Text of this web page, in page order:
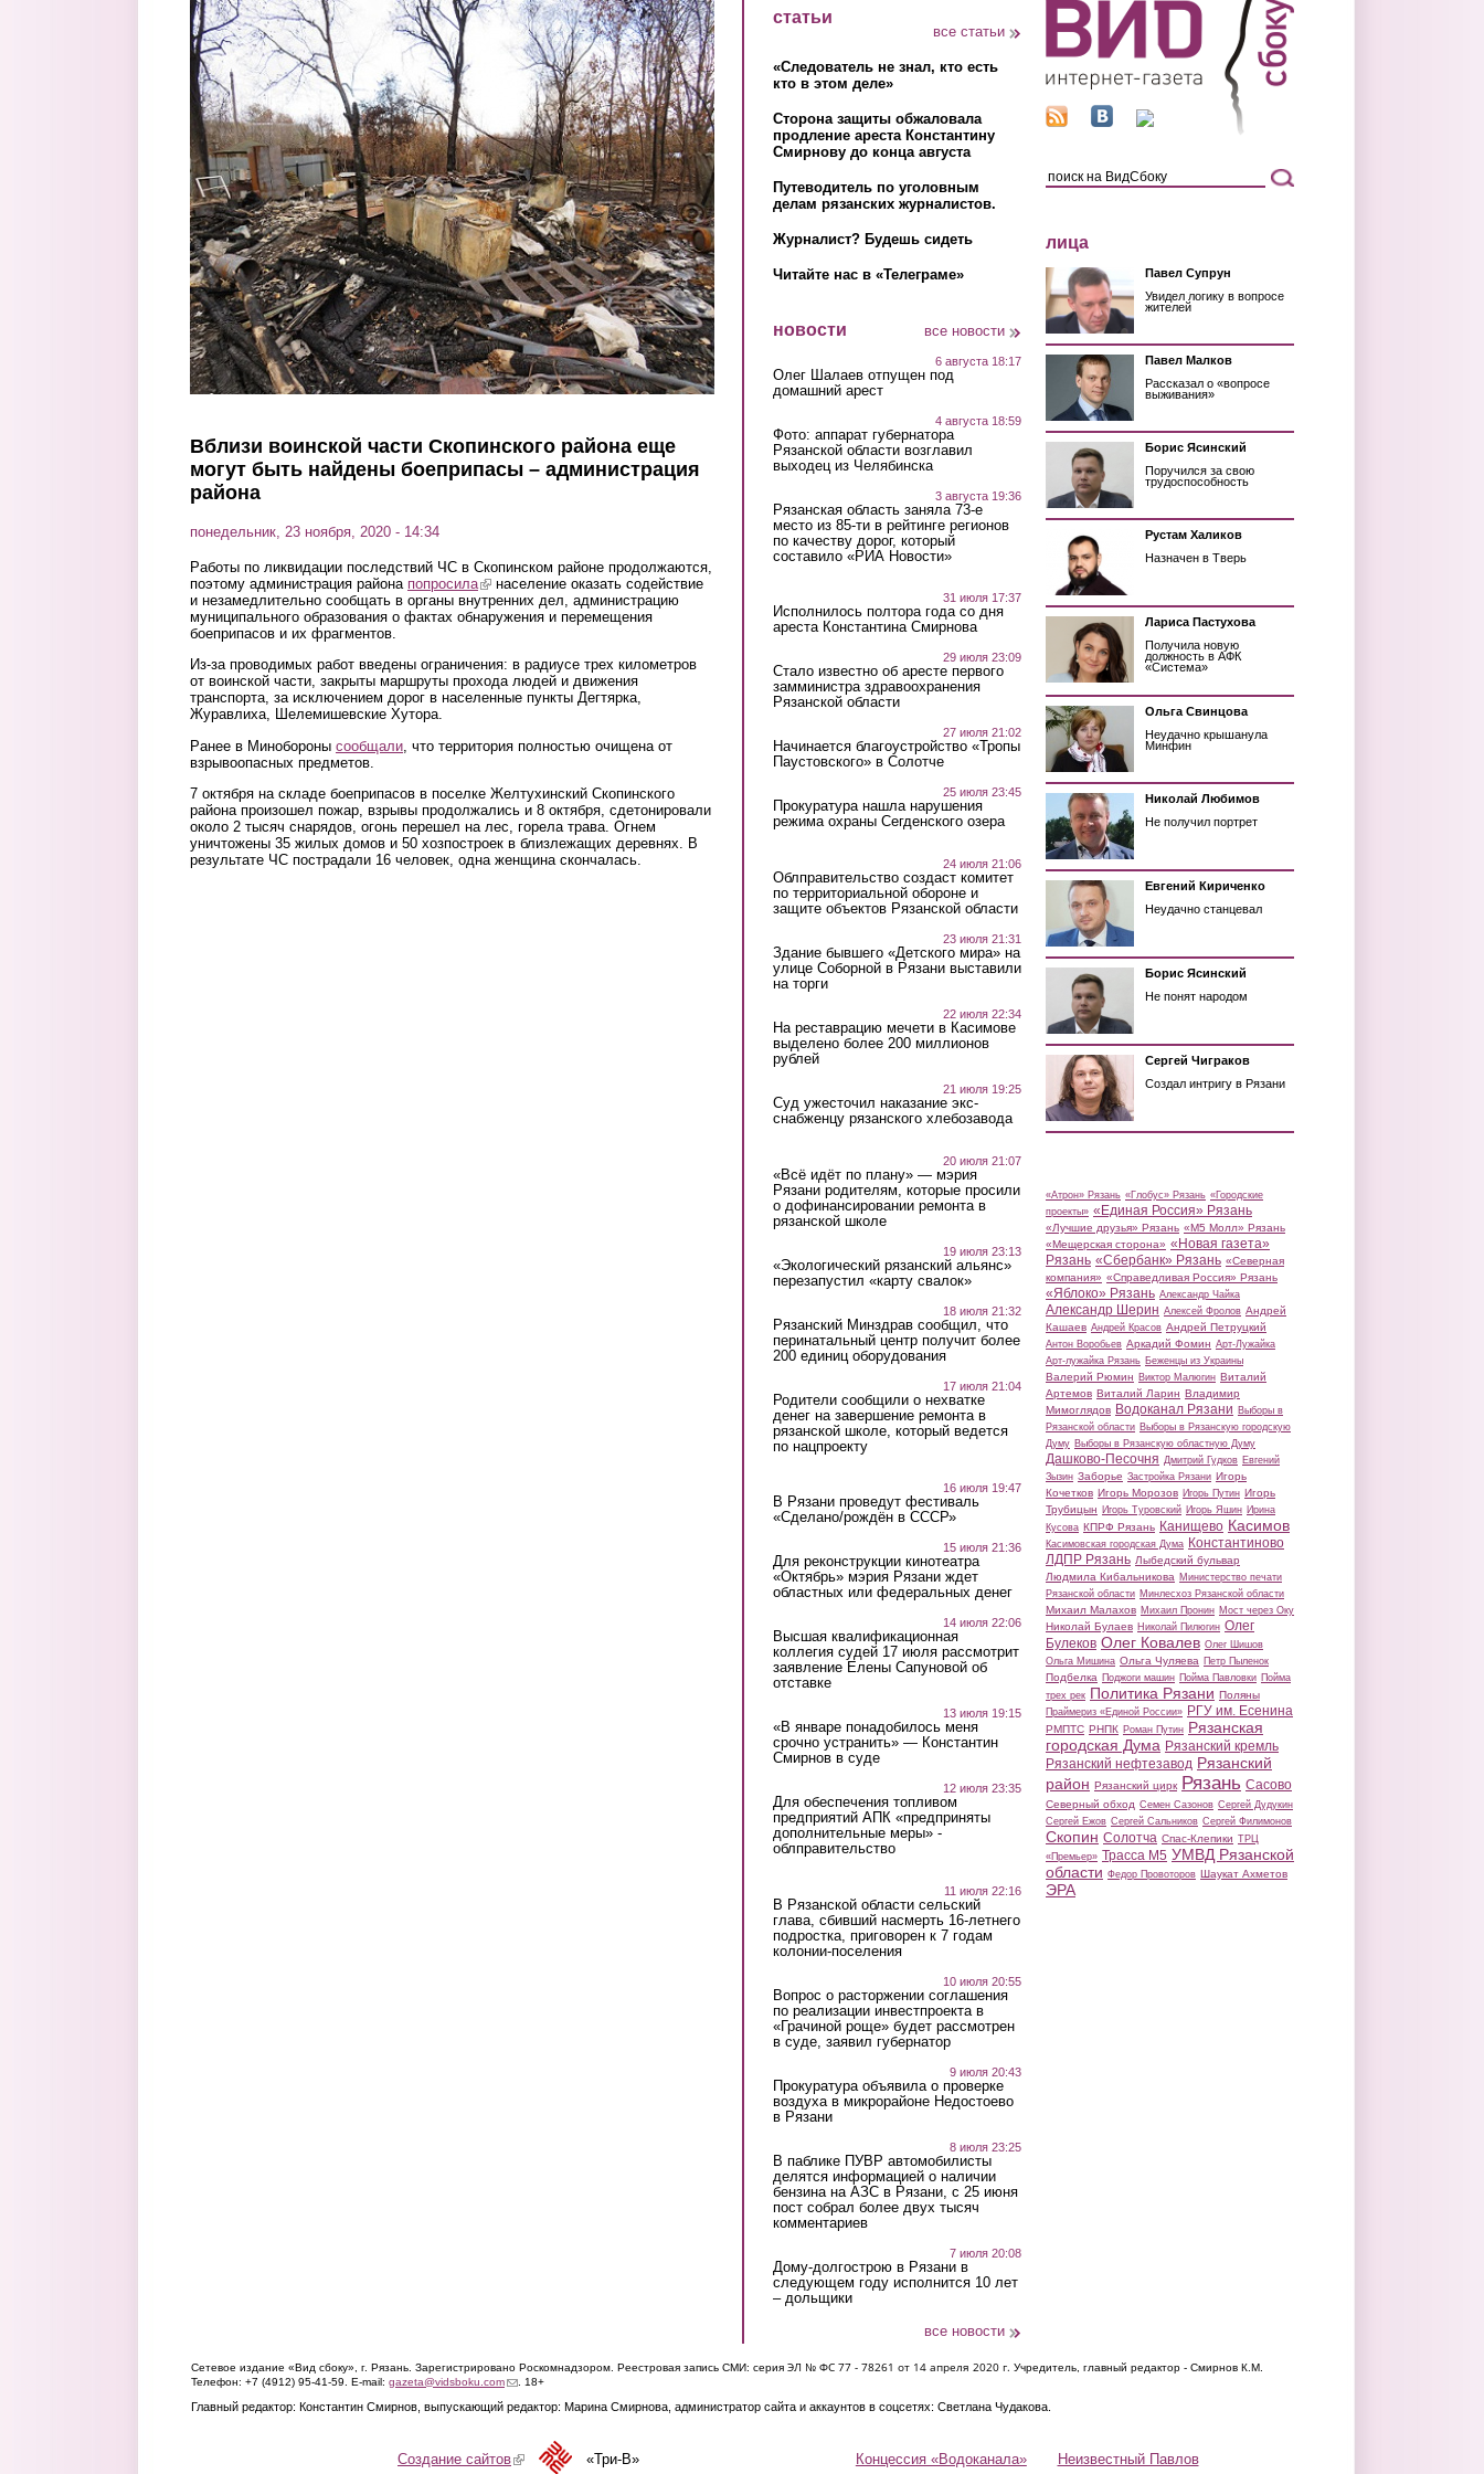
Перейти к основному содержанию
Вблизи воинской части Скопинского района еще
могут быть найдены боеприпасы – администрация
района
понедельник, 23 ноября, 2020 - 14:34
Работы по ликвидации последствий ЧС в Скопинском районе продолжаются,
поэтому администрация района попросила(link is external)
население оказать содействие
и незамедлительно сообщать в органы внутренних дел, администрацию
муниципального образования о фактах обнаружения и перемещения
боеприпасов и их фрагментов.
Из-за проводимых работ введены ограничения: в радиусе трех километров
от воинской части, закрыты маршруты прохода людей и движения
транспорта, за исключением дорог в населенные пункты Дегтярка,
Журавлиха, Шелемишевские Хутора.
Ранее в Минобороны сообщали , что территория полностью очищена от
взрывоопасных предметов.
7 октября на складе боеприпасов в поселке Желтухинский Скопинского
района произошел пожар, взрывы продолжались и 8 октября, сдетонировали
около 2 тысяч снарядов, огонь перешел на лес, горела трава. Огнем
уничтожены 35 жилых домов и 50 хозпостроек в близлежащих деревнях. В
результате ЧС пострадали 16 человек, одна женщина скончалась.
статьи
все статьи
«Следователь не знал, кто есть
кто в этом деле»
Сторона защиты обжаловала
продление ареста Константину
Смирнову до конца августа
Путеводитель по уголовным
делам рязанских журналистов.
Журналист? Будешь сидеть
Читайте нас в «Телеграме»
новости все новости
6 августа 18:17
Олег Шалаев отпущен под
домашний арест
4 августа 18:59
Фото: аппарат губернатора
Рязанской области возглавил
выходец из Челябинска
3 августа 19:36
Рязанская область заняла 73-е
место из 85-ти в рейтинге регионов
по качеству дорог, который
составило «РИА Новости»
31 июля 17:37
Исполнилось полтора года со дня
ареста Константина Смирнова
29 июля 23:09
Стало известно об аресте первого
замминистра здравоохранения
Рязанской области
27 июля 21:02
Начинается благоустройство «Тропы
Паустовского» в Солотче
25 июля 23:45
Прокуратура нашла нарушения
режима охраны Сегденского озера
24 июля 21:06
Облправительство создаст комитет
по территориальной обороне и
защите объектов Рязанской области
23 июля 21:31
Здание бывшего «Детского мира» на
улице Соборной в Рязани выставили
на торги
22 июля 22:34
На реставрацию мечети в Касимове
выделено более 200 миллионов
рублей
21 июля 19:25
Суд ужесточил наказание экс-
снабженцу рязанского хлебозавода
20 июля 21:07
«Всё идёт по плану» — мэрия
Рязани родителям, которые просили
о дофинансировании ремонта в
рязанской школе
19 июля 23:13
«Экологический рязанский альянс»
перезапустил «карту свалок»
18 июля 21:32
Рязанский Минздрав сообщил, что
перинатальный центр получит более
200 единиц оборудования
17 июля 21:04
Родители сообщили о нехватке
денег на завершение ремонта в
рязанской школе, который ведется
по нацпроекту
16 июля 19:47
В Рязани проведут фестиваль
«Сделано/рождён в СССР»
15 июля 21:36
Для реконструкции кинотеатра
«Октябрь» мэрия Рязани ждет
областных или федеральных денег
14 июля 22:06
Высшая квалификационная
коллегия судей 17 июля рассмотрит
заявление Елены Сапуновой об
отставке
13 июля 19:15
«В январе понадобилось меня
срочно устранить» — Константин
Смирнов в суде
12 июля 23:35
Для обеспечения топливом
предприятий АПК «предприняты
дополнительные меры» -
облправительство
11 июля 22:16
В Рязанской области сельский
глава, сбивший насмерть 16-летнего
подростка, приговорен к 7 годам
колонии-поселения
10 июля 20:55
Вопрос о расторжении соглашения
по реализации инвестпроекта в
«Грачиной роще» будет рассмотрен
в суде, заявил губернатор
9 июля 20:43
Прокуратура объявила о проверке
воздуха в микрорайоне Недостоево
в Рязани
8 июля 23:25
В паблике ПУВР автомобилисты
делятся информацией о наличии
бензина на АЗС в Рязани, с 25 июня
пост собрал более двух тысяч
комментариев
7 июля 20:08
Дому-долгострою в Рязани в
следующем году исполнится 10 лет
– дольщики
все новости
лица
Павел Супрун
Увидел логику в вопросе
жителей
Павел Малков
Рассказал о «вопросе
выживания»
Борис Ясинский
Поручился за свою
трудоспособность
Рустам Халиков
Назначен в Тверь
Лариса Пастухова
Получила новую
должность в АФК
«Система»
Ольга Свинцова
Неудачно крышанула
Минфин
Николай Любимов
Не получил портрет
Евгений Кириченко
Неудачно станцевал
Борис Ясинский
Не понят народом
Сергей Чиграков
Создал интригу в Рязани
«Атрон» Рязань «Глобус» Рязань «Городские
проекты» «Единая Россия» Рязань
«Лучшие друзья» Рязань «М5 Молл» Рязань
«Мещерская сторона» «Новая газета»
Рязань «Сбербанк» Рязань «Северная
компания» «Справедливая Россия» Рязань
«Яблоко» Рязань Александр Чайка
Александр Шерин Алексей Фролов Андрей
Кашаев Андрей Красов Андрей Петруцкий
Антон Воробьев Аркадий Фомин Арт-Лужайка
Арт-лужайка Рязань Беженцы из Украины
Валерий Рюмин Виктор Малюгин Виталий
Артемов Виталий Ларин Владимир
Мимоглядов Водоканал Рязани Выборы в
Рязанской области Выборы в Рязанскую городскую
Думу Выборы в Рязанскую областную Думу
Дашково-Песочня Дмитрий Гудков Евгений
Зызин Заборье Застройка Рязани Игорь
Кочетков Игорь Морозов Игорь Путин Игорь
Трубицын Игорь Туровский Игорь Яшин Ирина
Кусова КПРФ Рязань Канищево Касимов
Касимовская городская Дума Константиново
ЛДПР Рязань Лыбедский бульвар
Людмила Кибальникова Министерство печати
Рязанской области Минлесхоз Рязанской области
Михаил Малахов Михаил Пронин Мост через Оку
Николай Булаев Николай Пилюгин Олег
Булеков Олег Ковалев Олег Шишов
Ольга Мишина Ольга Чуляева Петр Пыленок
Подбелка Поджоги машин Пойма Павловки Пойма
трех рек Политика Рязани Поляны
Праймериз «Единой России» РГУ им. Есенина
РМПТС РНПК Роман Путин Рязанская
городская Дума Рязанский кремль
Рязанский нефтезавод Рязанский
район Рязанский цирк Рязань Сасово
Северный обход Семен Сазонов Сергей Дудукин
Сергей Ежов Сергей Сальников Сергей Филимонов
Скопин Солотча Спас-Клепики ТРЦ
«Премьер» Трасса М5 УМВД Рязанской
области Федор Провоторов Шаукат Ахметов
ЭРА
Сетевое издание «Вид сбоку», г. Рязань. Зарегистрировано Роскомнадзором. Реестровая запись СМИ: серия ЭЛ № ФС 77 - 78261 от 14 апреля 2020 г. Учредитель, главный редактор - Смирнов К.М.
Телефон: +7 (4912) 95-41-59. E-mail: gazeta@vidsboku.com(link sends e-mail)
. 18+
Главный редактор: Константин Смирнов, выпускающий редактор: Марина Смирнова, администратор сайта и аккаунтов в соцсетях: Светлана Чудакова.
Концессия «Водоканала» Неизвестный Павлов
Создание сайтов(link is external)«Три-В»